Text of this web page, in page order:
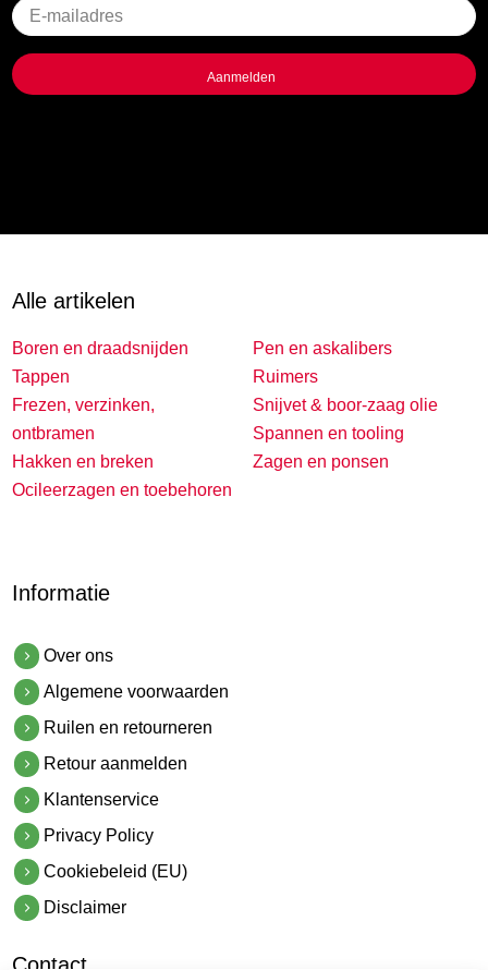
Geen
titel
Alle artikelen
Boren en draadsnijden
Tappen
Frezen, verzinken,
ontbramen
Hakken en breken
Ocileerzagen en toebehoren
Pen en askalibers
Ruimers
Snijvet & boor-zaag olie
Spannen en tooling
Zagen en ponsen
Informatie
Over ons
Algemene voorwaarden
Ruilen en retourneren
Retour aanmelden
Klantenservice
Privacy Policy
Cookiebeleid (EU)
Disclaimer
Contact